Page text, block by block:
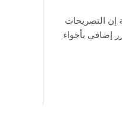
إن التصريحات
إضافي بأجواء